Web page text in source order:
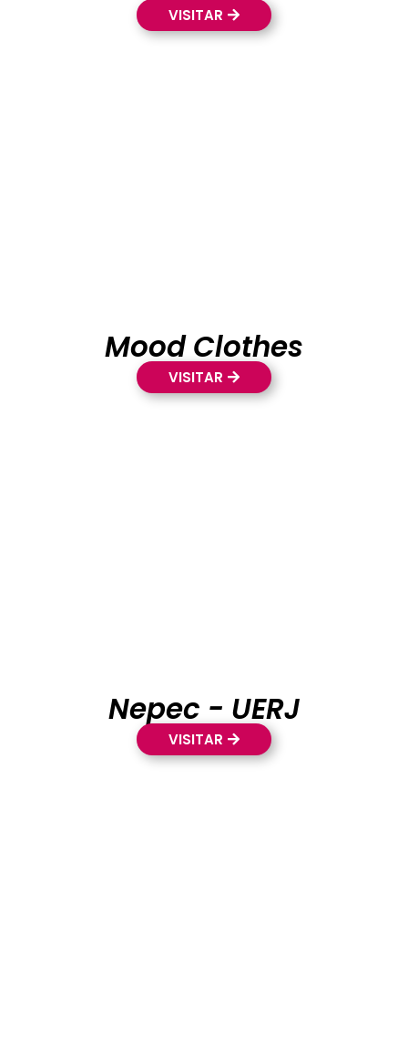
VISITAR
Mood Clothes
VISITAR
Nepec - UERJ
VISITAR